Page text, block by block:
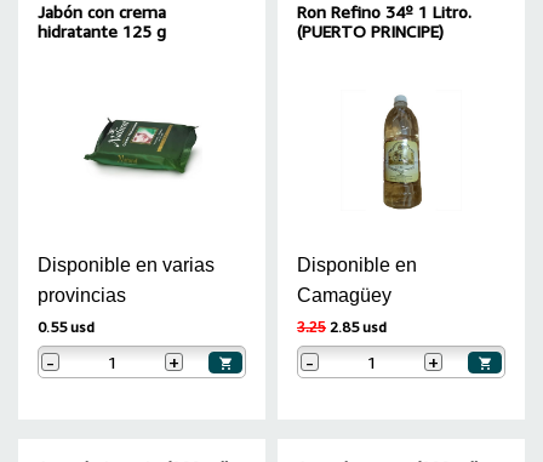
Jabón con crema
hidratante 125 g
Disponible en varias
provincias
0.55 usd
- +
Ron Refino 34º 1 Litro.
(PUERTO PRINCIPE)
Disponible en
Camagüey
3.25 2.85 usd
- +